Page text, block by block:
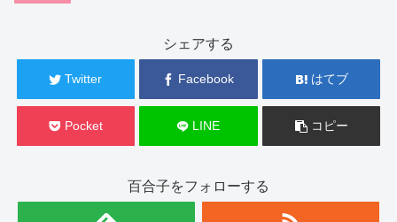
シェアする
Twitter Facebook はてブ
Pocket LINE コピー
百合子をフォローする